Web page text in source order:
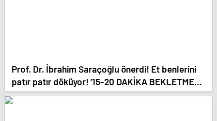
Prof. Dr. İbrahim Saraçoğlu önerdi! Et benlerini
patır patır döküyor! ’15-20 DAKİKA BEKLETMEK
YETİYOR!’